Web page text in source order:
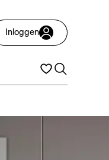
Inloggen